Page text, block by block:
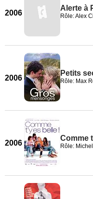
2006
Alerte à
Rôle: Alex
2006
Petits
Rôle: Max
2006
Comme
Rôle: Michel